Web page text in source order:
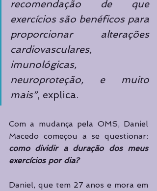
recomendação de que
exercícios são benéficos para
proporcionar alterações
cardiovasculares,
imunológicas,
neuroproteção, e muito
mais”, explica.
Com a mudança pela OMS, Daniel
como dividir a duração dos meus
exercícios por dia?
Daniel, que tem 27 anos e mora em